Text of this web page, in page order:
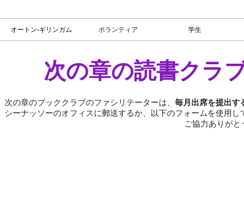
オートン-ギリンガム ボランティア 学生
次の章の読書クラ
次の章のブッククラブのファシリテーターは、 毎月出席を提出す
シーナッソーのオフィスに郵送するか、以下のフォームを使用し
ご協力ありがと